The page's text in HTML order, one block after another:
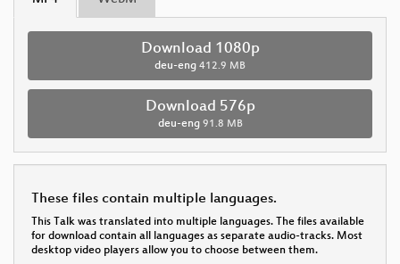
Download 1080p
deu-eng 412.9 MB
Download 576p
deu-eng 91.8 MB
These files contain multiple languages.
This Talk was translated into multiple languages. The files available
for download contain all languages as separate audio-tracks. Most
desktop video players allow you to choose between them.